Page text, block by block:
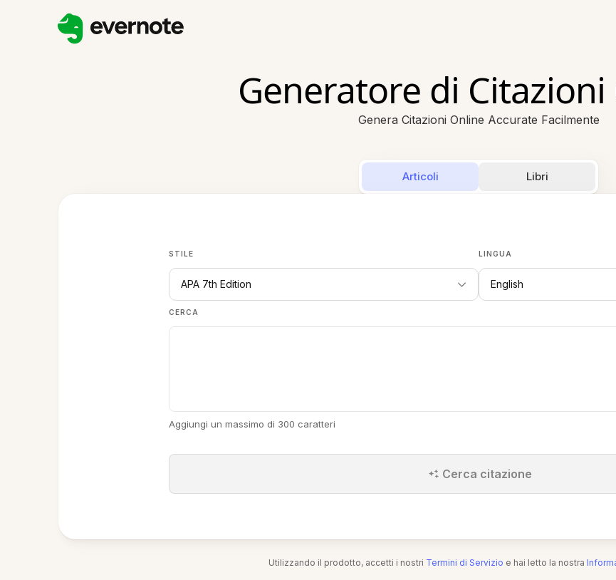
Generatore di
Genera Citazioni Online Accurate Facilmente
Articoli Libri
STILE
APA 7th Edition
LINGUA
English
CERCA
Aggiungi un massimo di 300 caratteri
Cerca citazione
Utilizzando il prodotto, accetti i nostri Termini di Servizio e hai letto la nostra